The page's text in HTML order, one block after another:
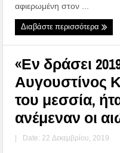
αφιερωμένη στον ...
Διαβάστε περισσότερα
«Εν δράσει
Αυγουστίνος
του μεσσία,
ανέμεναν οι
| Date: 22 Δεκεμβρίου, 2019